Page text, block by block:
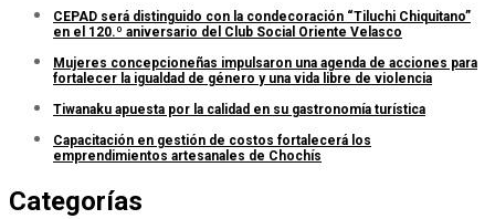
CEPAD será distinguido con la condecoración “Tiluchi Chiquitano”
en el 120.º aniversario del Club Social Oriente Velasco
Mujeres concepcioneñas impulsaron una agenda de acciones para
fortalecer la igualdad de género y una vida libre de violencia
Tiwanaku apuesta por la calidad en su gastronomía turística
Capacitación en gestión de costos fortalecerá los
emprendimientos artesanales de Chochís
Categorías